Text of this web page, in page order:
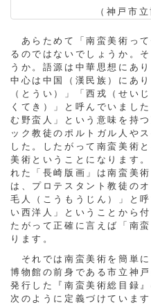
（神戸市
あらためて「南蛮美術っ
るのではないでしょうか。
うか。語源は中華思想にあ
中心は中国（漢民族）にあ
（とうい）」「西戎（せい
くてき）」と呼んでいまし
む野蛮人」という意味を持
ック教徒のポルトガル人や
した。したがって南蛮美術
美術ということになります
れた「長崎版画」は南蛮美
は、プロテスタント教徒の
毛人（こうもうじん）」と
い西洋人」ということから
たがって正確に言えば「南
ります。
それでは南蛮美術を簡単
博物館の前身である市立神
発行した『南蛮美術総目録
次のように定義づけています